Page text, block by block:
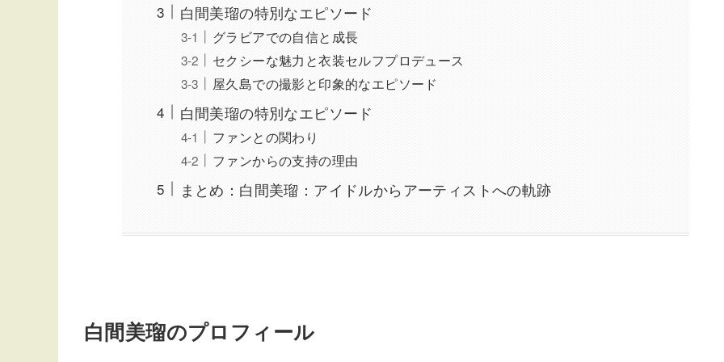
白間美瑠の特別なエピソード
グラビアでの自信と成長
セクシーな魅力と衣装セルフプロデュース
屋久島での撮影と印象的なエピソード
白間美瑠の特別なエピソード
ファンとの関わり
ファンからの支持の理由
まとめ：白間美瑠：アイドルからアーティストへの軌跡
白間美瑠のプロフィール